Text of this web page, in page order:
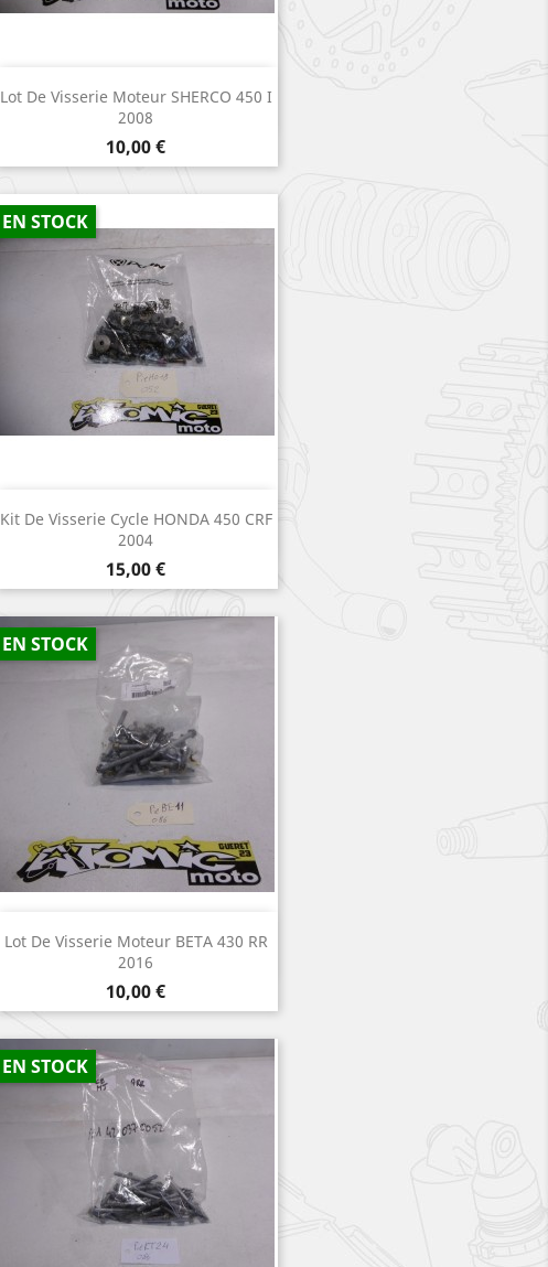
Lot De Visserie Moteur SHERCO 450 I
2008
Prix
10,00 €
Aperçu rapide
Kit De Visserie Cycle HONDA 450 CRF
2004
Prix
15,00 €
EN STOCK
Aperçu rapide
Lot De Visserie Moteur BETA 430 RR
2016
Prix
10,00 €
EN STOCK
Aperçu rapide
EN STOCK